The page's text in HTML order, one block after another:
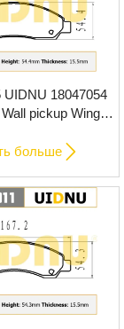
UIDNU 18047054
pickup Wingle
колодки
больше 